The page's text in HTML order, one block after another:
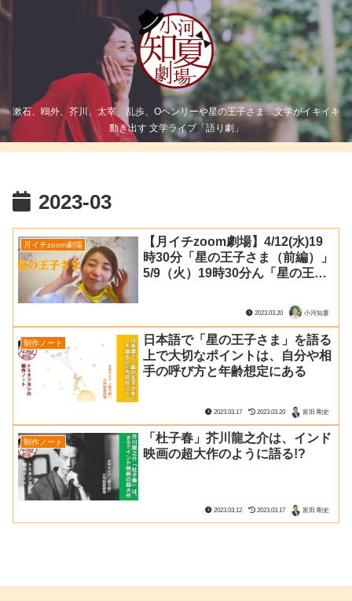
漱石、鴎外、芥川、太宰、乱歩、Oヘンリーや星の王子さま…文学がイキイキ
動き出す 文学ライブ「語り劇」
2023-03
月イチzoom劇場
【月イチzoom劇場】4/12(水)19
時30分「星の王子さま（前編）」
5/9（火）19時30分ん「星の王子
2023.03.20 小河知夏
制作ノート
日本語で「星の王子さま」を語る
上で大切なポイントは、自分や相
手の呼び方と年齢想定にある
2023.03.17 2023.03.20 富田 剛史
制作ノート
「杜子春」芥川龍之介は、インド
映画の超大作のように語る!?
2023.03.12 2023.03.17 富田 剛史